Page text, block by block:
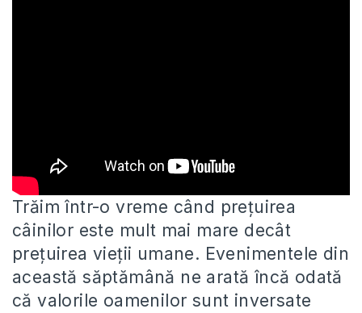
Trăim într-o vreme când prețuirea
câinilor este mult mai mare decât
prețuirea vieții umane. Evenimentele din
această săptămână ne arată încă odată
că valorile oamenilor sunt inversate